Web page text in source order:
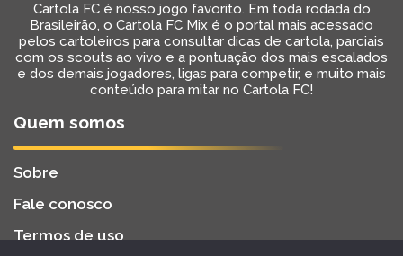
Cartola FC é nosso jogo favorito. Em toda rodada do
Brasileirão, o Cartola FC Mix é o portal mais acessado
pelos cartoleiros para consultar dicas de cartola, parciais
com os scouts ao vivo e a pontuação dos mais escalados
e dos demais jogadores, ligas para competir, e muito mais
conteúdo para mitar no Cartola FC!
Quem somos
Sobre
Fale conosco
Termos de uso